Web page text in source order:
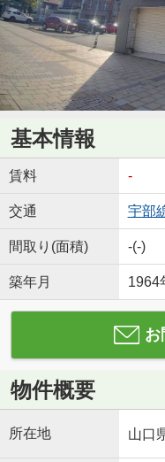
基本情報
賃料 -
交通 宇部
間取り(面積) -(-)
築年月 1964
お
物件概要
所在地 山口